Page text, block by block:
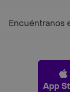
Encuéntranos
App